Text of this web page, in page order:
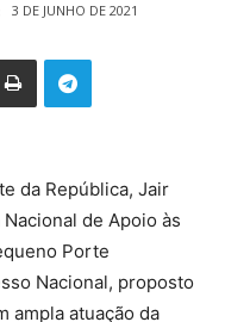
3 DE JUNHO DE 2021
da República, Jair
de Apoio às
Porte
Nacional, proposto
ampla atuação da